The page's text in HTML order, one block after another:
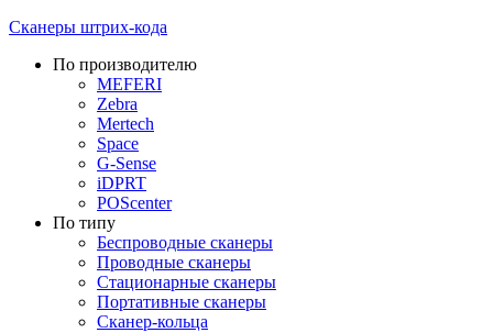
Сканеры штрих-кода
По производителю
MEFERI
Zebra
Mertech
Space
G-Sense
iDPRT
POScenter
По типу
Беспроводные сканеры
Проводные сканеры
Стационарные сканеры
Портативные сканеры
Сканер-кольца